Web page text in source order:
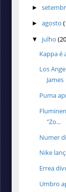
►
► agosto
▼ julho
Kappa é
Los
James
Puma
"Zo...
Numer
Nike
Errea
Umbro